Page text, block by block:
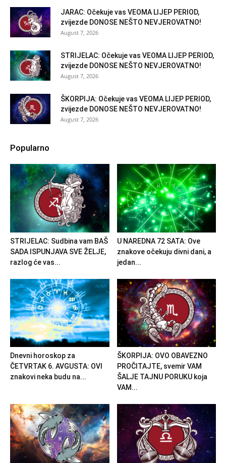
JARAC: Očekuje vas VEOMA LIJEP PERIOD,
zvijezde DONOSE NEŠTO NEVJEROVATNO!
August 7, 2026
STRIJELAC: Očekuje vas VEOMA LIJEP PERIOD,
zvijezde DONOSE NEŠTO NEVJEROVATNO!
August 7, 2026
ŠKORPIJA: Očekuje vas VEOMA LIJEP PERIOD,
zvijezde DONOSE NEŠTO NEVJEROVATNO!
August 7, 2026
Popularno
STRIJELAC: Sudbina vam BAŠ
SADA ISPUNJAVA SVE ŽELJE,
razlog će vas...
U NAREDNA 72 SATA: Ove
znakove očekuju divni dani, a
jedan...
Dnevni horoskop za
ČETVRTAK 6. AVGUSTA: OVI
znakovi neka budu na...
ŠKORPIJA: OVO OBAVEZNO
PROČITAJTE, svemir VAM
ŠALJE TAJNU PORUKU koja
VAM...